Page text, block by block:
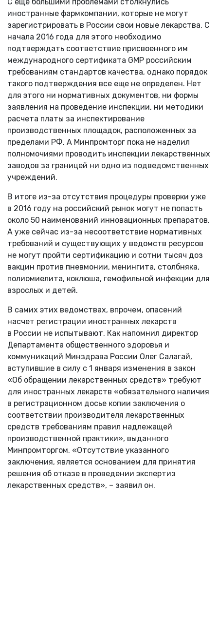
иностранные фармкомпании, которые не могут
зарегистрировать в России свои новые лекарства. С
начала 2016 года для этого необходимо
подтверждать соответствие присвоенного им
международного сертификата GMP российским
требованиям стандартов качества, однако порядок
такого подтверждения все еще не определен. Нет
для этого ни нормативных документов, ни формы
заявления на проведение инспекции, ни методики
расчета платы за инспектирование
производственных площадок, расположенных за
пределами РФ. А Минпромторг пока не наделил
полномочиями проводить инспекции лекарственных
заводов за границей ни одно из подведомственных
учреждений.
В итоге из-за отсутствия процедуры проверки уже
в 2016 году на российский рынок могут не попасть
около 50 наименований инновационных препаратов.
А уже сейчас из-за несоответствие нормативных
требований и существующих у ведомств ресурсов
не могут пройти сертификацию и сотни тысяч доз
вакцин против пневмонии, менингита, столбняка,
полиомиелита, коклюша, гемофильной инфекции для
взрослых и детей.
В самих этих ведомствах, впрочем, опасений
насчет регистрации иностранных лекарств
в России не испытывают. Как напомнил директор
Департамента общественного здоровья и
коммуникаций Минздрава России Олег Салагай,
вступившие в силу с 1 января изменения в закон
«Об обращении лекарственных средств» требуют
для иностранных лекарств «обязательного наличия
в регистрационном досье копии заключения о
соответствии производителя лекарственных
средств требованиям правил надлежащей
производственной практики», выданного
Минпромторгом. «Отсутствие указанного
заключения, является основанием для принятия
решения об отказе в проведении экспертиз
лекарственных средств», – заявил он.